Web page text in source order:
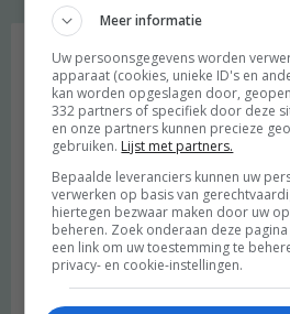
Instagram MerelMeer informatie
Uw persoonsgegevens worden
apparaat (cookies, unieke ID's en
kan worden opgeslagen door,
332 partners of specifiek door deze
en onze partners kunnen precieze
gebruiken. Lijst met partners.
Bepaalde leveranciers kunnen uw
verwerken op basis van
hiertegen bezwaar maken door uw
beheren. Zoek onderaan deze
een link om uw toestemming te
privacy- en cookie-instellingen.